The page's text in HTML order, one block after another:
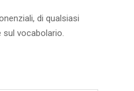
di qualsiasi
vocabolario.